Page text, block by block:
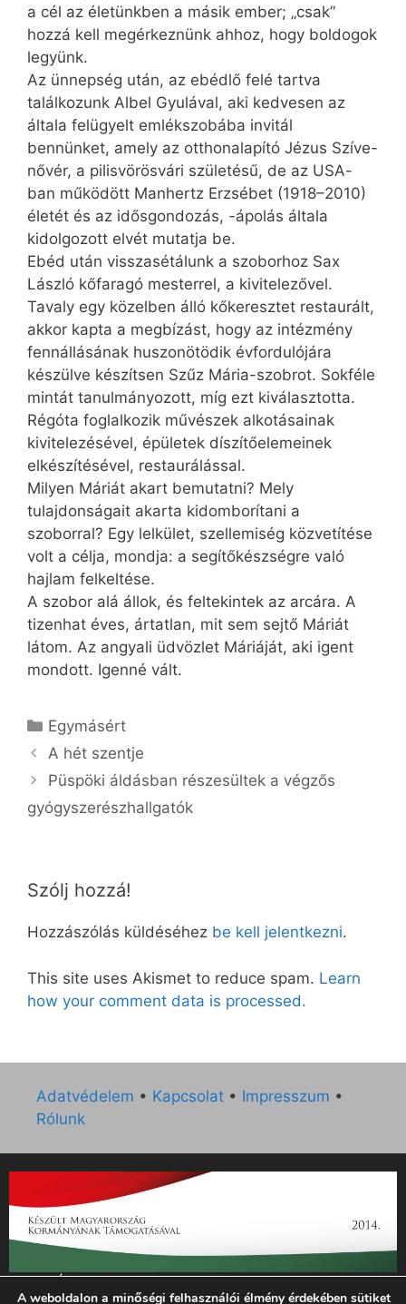
a cél az életünkben a másik ember; „csak”
hozzá kell megérkeznünk ahhoz, hogy boldogok
legyünk.
Az ünnepség után, az ebédlő felé tartva
találkozunk Albel Gyulával, aki kedvesen az
általa felügyelt emlékszobába invitál
bennünket, amely az otthonalapító Jézus Szíve-
nővér, a pilisvörösvári születésű, de az USA-
ban működött Manhertz Erzsébet (1918–2010)
életét és az idősgondozás, -ápolás általa
kidolgozott elvét mutatja be.
Ebéd után visszasétálunk a szoborhoz Sax
László kőfaragó mesterrel, a kivitelezővel.
Tavaly egy közelben álló kőkeresztet restaurált,
akkor kapta a megbízást, hogy az intézmény
fennállásának huszon­ötödik évfordulójára
készülve készítsen Szűz Mária-szobrot. Sokféle
mintát tanulmányozott, míg ezt kiválasztotta.
Régóta foglalkozik művészek alkotásainak
kivitelezésével, épületek díszítőelemeinek
elkészítésével, restaurálással.
Milyen Máriát akart bemutatni? Mely
tulajdonságait akarta kidomborítani a
szoborral? Egy lelkület, szellemiség közvetítése
volt a célja, mondja: a segítőkészségre való
hajlam felkeltése.
A szobor alá állok, és feltekintek az arcára. A
tizenhat éves, ártatlan, mit sem sejtő Máriát
látom. Az angyali üdvözlet Máriáját, aki igent
mondott. Igenné vált.
Kategória
Egymásért
A hét szentje
Püspöki áldásban részesültek a végzős
gyógyszerészhallgatók
Szólj hozzá!
Hozzászólás küldéséhez be kell jelentkezni.
This site uses Akismet to reduce spam. Learn
how your comment data is processed.
Adatvédelem • Kapcsolat • Impresszum •
Rólunk
„Az Új Ember katolikus hetilap 2014. évi működésének
A weboldalon a minőségi felhasználói élmény érdekében sütiket